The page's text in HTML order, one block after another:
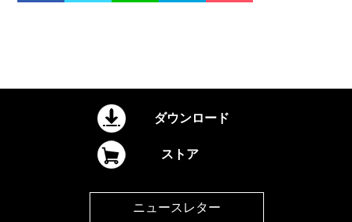
ダウンロード
ストア
ニュースレター